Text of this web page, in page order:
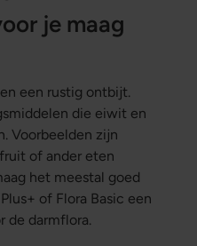
je maag
een rustig ontbijt.
die eiwit en
Voorbeelden zijn
of ander eten
het meestal goed
of Flora Basic een
de darmflora.